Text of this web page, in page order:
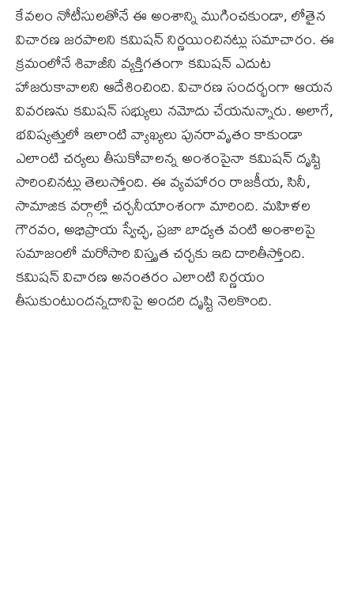
కేవలం నోటీసులతోనే ఈ అంశాన్ని ముగించకుండా, లోతైన
విచారణ జరపాలని కమిషన్ నిర్ణయించినట్లు సమాచారం. ఈ
క్రమంలోనే శివాజీని వ్యక్తిగతంగా కమిషన్ ఎదుట
హాజరుకావాలని ఆదేశించింది. విచారణ సందర్భంగా ఆయన
వివరణను కమిషన్ సభ్యులు నమోదు చేయనున్నారు. అలాగే,
భవిష్యత్తులో ఇలాంటి వ్యాఖ్యలు పునరావృతం కాకుండా
ఎలాంటి చర్యలు తీసుకోవాలన్న అంశంపైనా కమిషన్ దృష్టి
సారించినట్లు తెలుస్తోంది. ఈ వ్యవహారం రాజకీయ, సినీ,
సామాజిక వర్గాల్లో చర్చనీయాంశంగా మారింది. మహిళల
గౌరవం, అభిప్రాయ స్వేచ్ఛ, ప్రజా బాధ్యత వంటి అంశాలపై
సమాజంలో మరోసారి విస్తృత చర్చకు ఇది దారితీస్తోంది.
కమిషన్ విచారణ అనంతరం ఎలాంటి నిర్ణయం
తీసుకుంటుందన్నదానిపై అందరి దృష్టి నెలకొంది.